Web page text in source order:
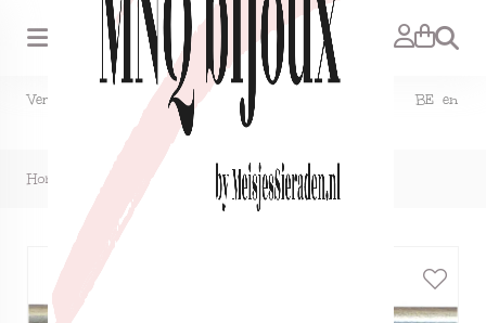
Zoeken
Verzendkosten NL €1,50, GRATIS bij bestelling vanaf €15. BE en
DE €2,95, GRATIS verzenden vanaf €50.
Home Clipoorbellen gouden bijtjes, hangoorbellen